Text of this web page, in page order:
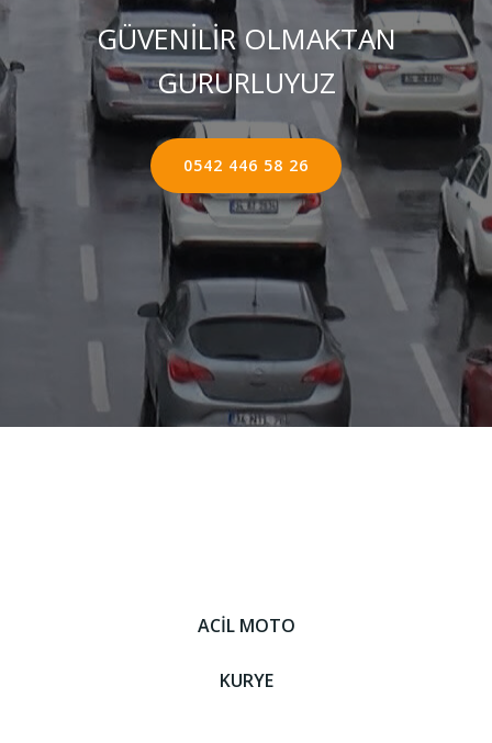
GÜVENİLİR OLMAKTAN
GURURLUYUZ
0542 446 58 26
ACİL MOTO
KURYE